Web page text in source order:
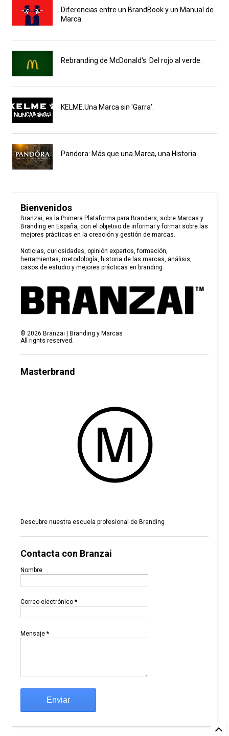
Diferencias entre un BrandBook y un Manual de
Marca
Rebranding de McDonald's. Del rojo al verde.
KELME.Una Marca sin 'Garra'.
Pandora: Más que una Marca, una Historia
Bienvenidos
Branzai, es la Primera Plataforma para Branders, sobre Marcas y
Branding en España, con el objetivo de informar y formar sobre las
mejores prácticas en la creación y gestión de marcas.
Noticias, curiosidades, opinión expertos, formación,
herramientas, metodología, historia de las marcas, análisis,
casos de estudio y mejores prácticas en branding.
© 2026 Branzai | Branding y Marcas
All rights reserved.
Masterbrand
Descubre nuestra escuela profesional de Branding
Contacta con Branzai
Nombre
Correo electrónico *
Mensaje *